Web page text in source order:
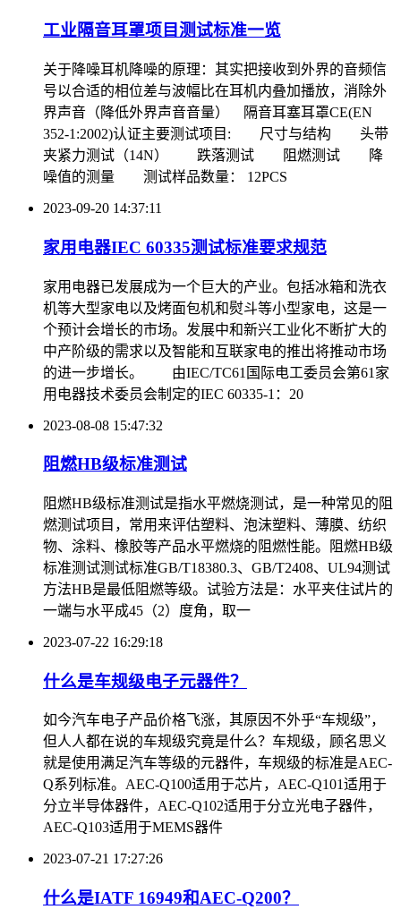
工业隔音耳罩项目测试标准一览
关于降噪耳机降噪的原理：其实把接收到外界的音频信
号以合适的相位差与波幅比在耳机内叠加播放，消除外
界声音（降低外界声音音量） 隔音耳塞耳罩CE(EN
352-1:2002)认证主要测试项目: 尺寸与结构 头带
夹紧力测试（14N） 跌落测试 阻燃测试 降
噪值的测量 测试样品数量： 12PCS
2023-09-20 14:37:11
家用电器IEC 60335测试标准要求规范
家用电器已发展成为一个巨大的产业。包括冰箱和洗衣
机等大型家电以及烤面包机和熨斗等小型家电，这是一
个预计会增长的市场。发展中和新兴工业化不断扩大的
中产阶级的需求以及智能和互联家电的推出将推动市场
的进一步增长。 由IEC/TC61国际电工委员会第61家
用电器技术委员会制定的IEC 60335-1：20
2023-08-08 15:47:32
阻燃HB级标准测试
阻燃HB级标准测试是指水平燃烧测试，是一种常见的阻
燃测试项目，常用来评估塑料、泡沫塑料、薄膜、纺织
物、涂料、橡胶等产品水平燃烧的阻燃性能。阻燃HB级
标准测试测试标准GB/T18380.3、GB/T2408、UL94测试
方法HB是最低阻燃等级。试验方法是：水平夹住试片的
一端与水平成45（2）度角，取一
2023-07-22 16:29:18
什么是车规级电子元器件？
如今汽车电子产品价格飞涨，其原因不外乎“车规级”，
但人人都在说的车规级究竟是什么？车规级，顾名思义
就是使用满足汽车等级的元器件，车规级的标准是AEC-
Q系列标准。AEC-Q100适用于芯片，AEC-Q101适用于
分立半导体器件，AEC-Q102适用于分立光电子器件，
AEC-Q103适用于MEMS器件
2023-07-21 17:27:26
什么是IATF 16949和AEC-Q200？